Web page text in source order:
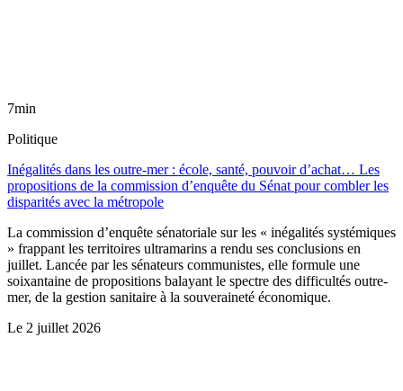
7min
Politique
Inégalités dans les outre-mer : école, santé, pouvoir d’achat… Les
propositions de la commission d’enquête du Sénat pour combler les
disparités avec la métropole
La commission d’enquête sénatoriale sur les « inégalités systémiques
» frappant les territoires ultramarins a rendu ses conclusions en
juillet. Lancée par les sénateurs communistes, elle formule une
soixantaine de propositions balayant le spectre des difficultés outre-
mer, de la gestion sanitaire à la souveraineté économique.
Le 2 juillet 2026